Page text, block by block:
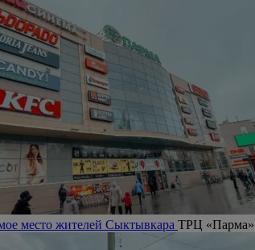
место жителей Сыктывкара ТРЦ «Парма»